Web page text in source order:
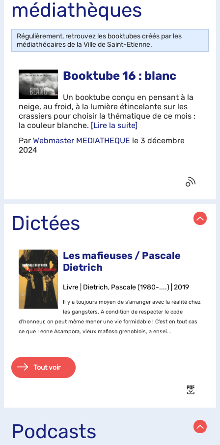
médiathèques
Régulièrement, retrouvez les booktubes créés par les
médiathécaires de la Ville de Saint-Etienne.
Booktube 16 : blanc
Un booktube conçu en pensant à la
neige, au froid, à la lumière étincelante sur les
crassiers pour choisir la thématique de ce mois :
la couleur blanche. [Lire la suite]
Par Webmaster MEDIATHEQUE le 3 décembre
2024
Dictées
Les mafieuses / Pascale
Dietrich
Livre | Dietrich, Pascale (1980-....) | 2019
Il y a toujours moyen de s'arranger avec la réalité chez
les gangsters. A condition de respecter le code
d'honneur, on peut même mener une vie formidable ! C'est en tout cas
ce que Leone Acampora, vieux mafioso grenoblois, a ensei...
Tout voir
Podcasts